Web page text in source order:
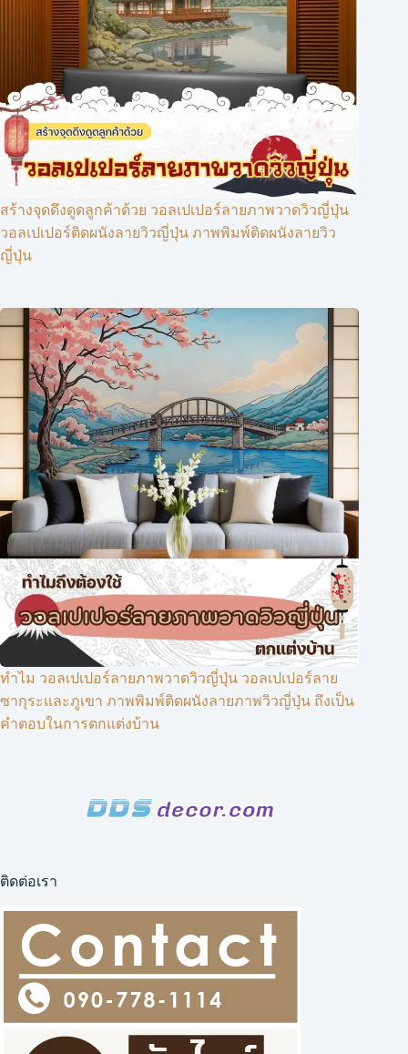
สร้างจุดดึงดูดลูกค้าด้วย วอลเปเปอร์ลายภาพวาดวิวญี่ปุ่น
วอลเปเปอร์ติดผนังลายวิวญี่ปุ่น ภาพพิมพ์ติดผนังลายวิว
ญี่ปุ่น
ทำไม วอลเปเปอร์ลายภาพวาดวิวญี่ปุ่น วอลเปเปอร์ลาย
ซากุระและภูเขา ภาพพิมพ์ติดผนังลายภาพวิวญี่ปุ่น ถึงเป็น
คำตอบในการตกแต่งบ้าน
ติดต่อเรา